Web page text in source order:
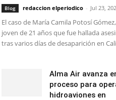
Blog redaccion elperiodico - Jul 23,
El caso de María Camila Potosí
joven de 21 años que fue hallada
tras varios días de desaparición en
Alma Air avanza
proceso para
hidroaviones en